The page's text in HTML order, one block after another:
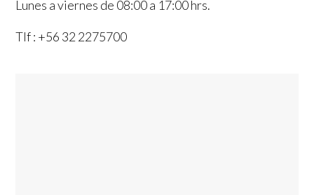
Lunes a viernes de 08:00 a 17:00 hrs.
Tlf : +56 32 2275700